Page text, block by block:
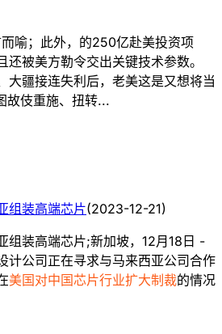
喻；此外，的250亿赴美投资项
还被美方勒令交出关键技术参数。
大疆接连失利后，老美这是又想将当
故伎重施、扭转...
组装高端芯片(2023-12-21)
组装高端芯片;新加坡，12月18日 -
计公司正在寻求与马来西亚公司合作
美国对中国芯片行业扩大制裁的情况